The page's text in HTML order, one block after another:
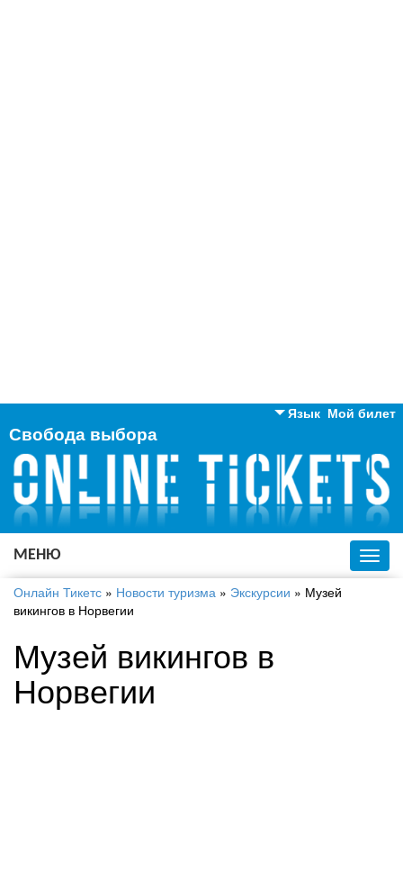
Мой билет
Язык
Английский
Русский
Украинский
Свобода выбора
МЕНЮ
Онлайн Тикетс » Новости туризма » Экскурсии » Музей
викингов в Норвегии
Музей викингов в
Норвегии